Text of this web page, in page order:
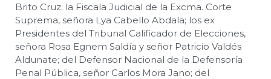
Brito Cruz; la Fiscala Judicial de la Excma. Corte
Suprema, señora Lya Cabello Abdala; los ex
Presidentes del Tribunal Calificador de Elecciones,
señora Rosa Egnem Saldía y señor Patricio Valdés
Aldunate; del Defensor Nacional de la Defensoría
Penal Pública, señor Carlos Mora Jano; del